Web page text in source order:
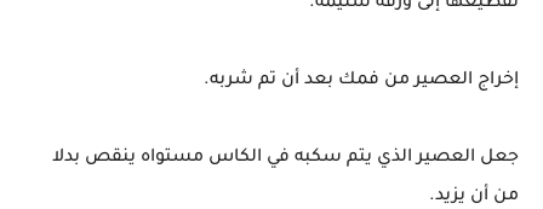
تقطيعها إلى ورقة سليمة.
إخراج العصير من فمك بعد أن تم شربه.
جعل العصير الذي يتم سكبه في الكاس مستواه ينقص بدلا
من أن يزيد.